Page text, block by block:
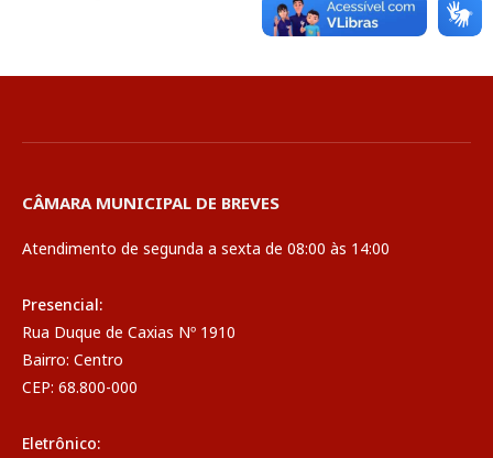
CÂMARA MUNICIPAL DE BREVES
Atendimento de segunda a sexta de 08:00 às 14:00
Presencial:
Rua Duque de Caxias Nº 1910
Bairro: Centro
CEP: 68.800-000
Eletrônico: